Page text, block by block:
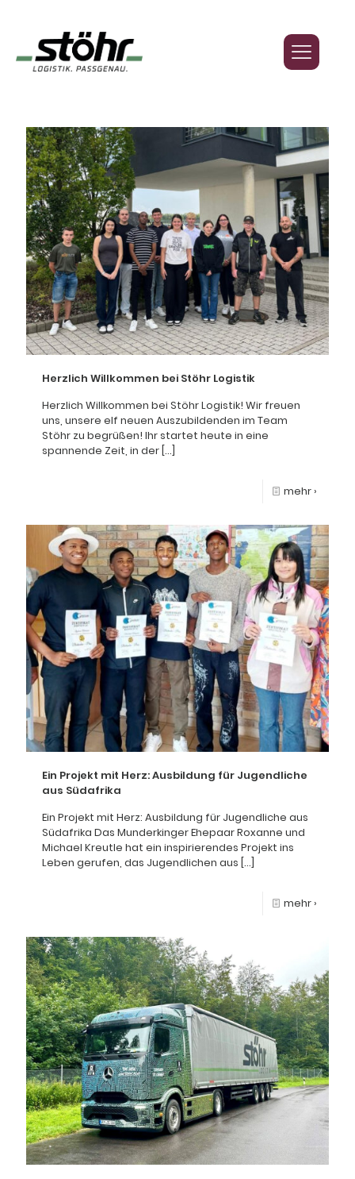
Herzlich Willkommen bei Stöhr Logistik
Herzlich Willkommen bei Stöhr Logistik! Wir freuen
uns, unsere elf neuen Auszubildenden im Team
Stöhr zu begrüßen! Ihr startet heute in eine
spannende Zeit, in der […]
mehr ›
Ein Projekt mit Herz: Ausbildung für Jugendliche
aus Südafrika
Ein Projekt mit Herz: Ausbildung für Jugendliche aus
Südafrika Das Munderkinger Ehepaar Roxanne und
Michael Kreutle hat ein inspirierendes Projekt ins
Leben gerufen, das Jugendlichen aus […]
mehr ›